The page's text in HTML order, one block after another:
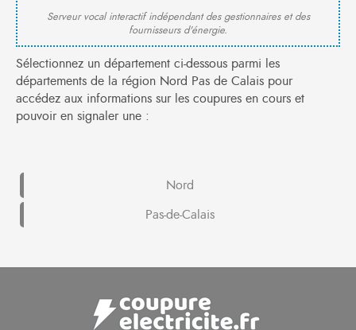
Serveur vocal interactif indépendant des gestionnaires et des
fournisseurs d'énergie.
Sélectionnez un département ci-dessous parmi les
départements de la région Nord Pas de Calais pour
accédez aux informations sur les coupures en cours et
pouvoir en signaler une :
Nord
Pas-de-Calais